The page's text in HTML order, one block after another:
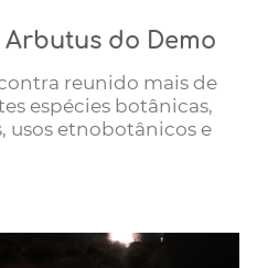
do Demo
reunido mais de
espécies botânicas,
usos etnobotânicos e